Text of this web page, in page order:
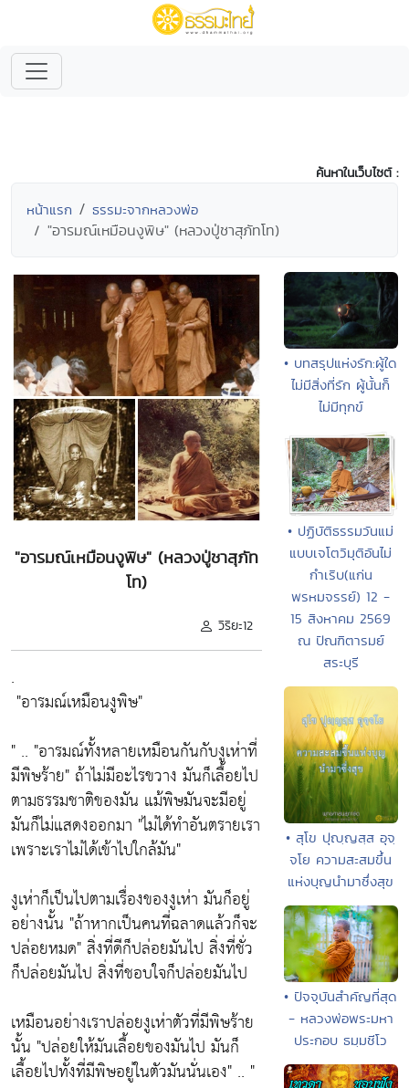
ค้นหาในเว็บไซต์ :
หน้าแรก ธรรมะจากหลวงพ่อ
"อารมณ์เหมือนงูพิษ" (หลวงปู่ชาสุภัทโท)
"อารมณ์เหมือนงูพิษ" (หลวงปู่ชาสุภัท
โท)
วิริยะ12
.
"อารมณ์เหมือนงูพิษ"
" .. "อารมณ์ทั้งหลายเหมือนกันกับงูเห่าที่
มีพิษร้าย"ถ้าไม่มีอะไรขวาง มันก็เลื้อยไป
ตามธรรมชาติของมัน แม้พิษมันจะมีอยู่
มันก็ไม่แสดงออกมา "ไม่ได้ทำอันตรายเรา
เพราะเราไม่ได้เข้าไปใกล้มัน"
งูเห่าก็เป็นไปตามเรื่องของงูเห่า มันก็อยู่
อย่างนั้น "ถ้าหากเป็นคนที่ฉลาดแล้วก็จะ
ปล่อยหมด"สิ่งที่ดีก็ปล่อยมันไป สิ่งที่ชั่ว
ก็ปล่อยมันไป สิ่งที่ชอบใจก็ปล่อยมันไป
เหมือนอย่างเราปล่อยงูเห่าตัวที่มีพิษร้าย
นั้น "ปล่อยให้มันเลื้อยของมันไป มันก็
เลื้อยไปทั้งที่มีพิษอยู่ในตัวมันนั่นเอง" .. "
• บทสรุปแห่งรัก:ผู้ใด
ไม่มีสิ่งที่รัก ผู้นั้นก็
ไม่มีทุกข์
• ปฏิบัติธรรมวันแม่
แบบเจโตวิมุติอันไม่
กำเริบ(แก่น
พรหมจรรย์) 12 -
15 สิงหาคม 2569
ณ ปัณฑิตารมย์
สระบุรี
• สุโข ปุญฺญสฺส อุจฺ
จโย ความสะสมขึ้น
แห่งบุญนำมาซึ่งสุข
• ปัจจุบันสำคัญที่สุด
- หลวงพ่อพระมหา
ประกอบ ธมฺมชีโว